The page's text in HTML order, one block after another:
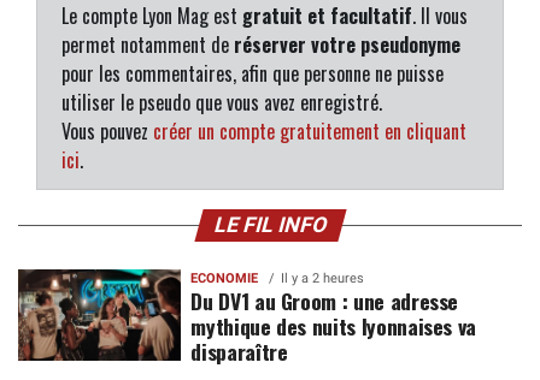
Le compte Lyon Mag est gratuit et facultatif. Il vous
permet notamment de réserver votre pseudonyme
pour les commentaires, afin que personne ne puisse
utiliser le pseudo que vous avez enregistré.
Vous pouvez créer un compte gratuitement en cliquant
ici.
LE FIL INFO
ECONOMIE Il y a 2 heures
Du DV1 au Groom : une adresse
mythique des nuits lyonnaises va
disparaître